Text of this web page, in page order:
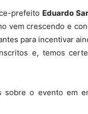
prefeito Eduardo
vem crescendo e
para incentivar
e, temos
sobre o evento em